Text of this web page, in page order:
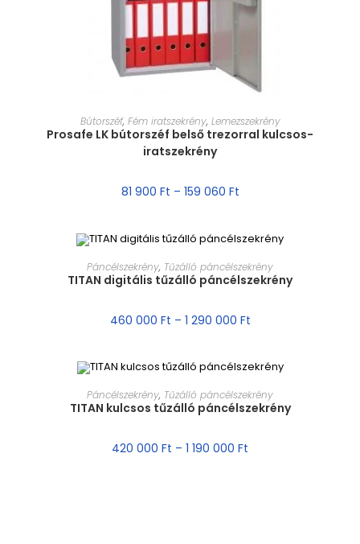
MÉRET VÁLASZTÁSA
Bútorszéf, Fém iratszekrény, Lemezszekrény
Prosafe LK bútorszéf belső trezorral kulcsos-
iratszekrény
81 900 Ft – 159 060 Ft
MÉRET VÁLASZTÁSA
Páncélszekrény, Tűzálló páncélszekrény
TITAN digitális tűzálló páncélszekrény
460 000 Ft – 1 290 000 Ft
MÉRET VÁLASZTÁSA
Páncélszekrény, Tűzálló páncélszekrény
TITAN kulcsos tűzálló páncélszekrény
420 000 Ft – 1 190 000 Ft